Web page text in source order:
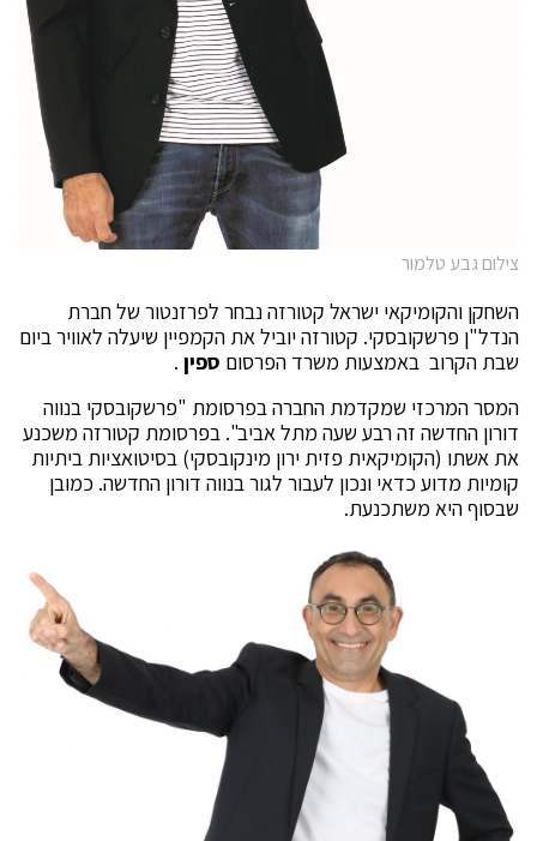
צילום גבע טלמור
השחקן והקומיקאי ישראל קטורזה נבחר לפרזנטור של חברת
הנדל"ן פרשקובסקי. קטורזה יוביל את הקמפיין שיעלה לאוויר ביום
שבת הקרוב באמצעות משרד הפרסום ספין .
המסר המרכזי שמקדמת החברה בפרסומת "פרשקובסקי בנווה
דורון החדשה זה רבע שעה מתל אביב". בפרסומת קטורזה משכנע
את אשתו (הקומיקאית פזית ירון מינקובסקי) בסיטואציות ביתיות
קומיות מדוע כדאי ונכון לעבור לגור בנווה דורון החדשה. כמובן
שבסוף היא משתכנעת.